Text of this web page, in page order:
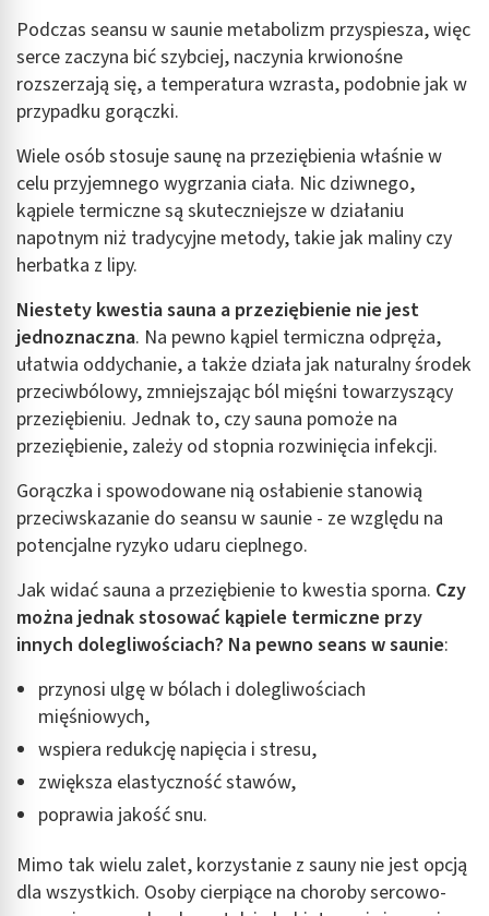
Podczas seansu w saunie metabolizm przyspiesza, więc
serce zaczyna bić szybciej, naczynia krwionośne
rozszerzają się, a temperatura wzrasta, podobnie jak w
przypadku gorączki.
Wiele osób stosuje saunę na przeziębienia właśnie w
celu przyjemnego wygrzania ciała. Nic dziwnego,
kąpiele termiczne są skuteczniejsze w działaniu
napotnym niż tradycyjne metody, takie jak maliny czy
herbatka z lipy.
Niestety kwestiasauna a przeziębienie nie jest
jednoznaczna. Na pewno kąpiel termiczna odpręża,
ułatwia oddychanie, a także działa jak naturalny środek
przeciwbólowy, zmniejszając ból mięśni towarzyszący
przeziębieniu. Jednak to, czy sauna pomoże na
przeziębienie, zależy od stopnia rozwinięcia infekcji.
Gorączka i spowodowane nią osłabienie stanowią
przeciwskazanie do seansu w saunie - ze względu na
potencjalne ryzyko udaru cieplnego.
Jak widać sauna a przeziębienie to kwestia sporna. Czy
można jednak stosować kąpiele termiczne przy
innych dolegliwościach? Na pewno seans w saunie:
przynosi ulgę w bólach i dolegliwościach
mięśniowych,
wspiera redukcję napięcia i stresu,
zwiększa elastyczność stawów,
poprawia jakość snu.
Mimo tak wielu zalet, korzystanie z sauny nie jest opcją
dla wszystkich. Osoby cierpiące na choroby sercowo-